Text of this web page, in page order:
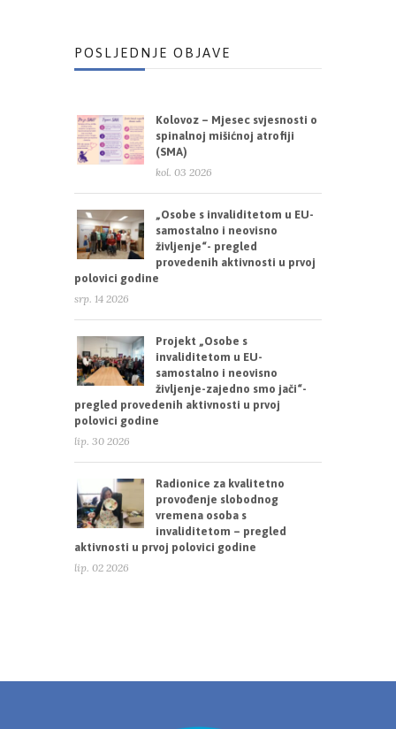
POSLJEDNJE OBJAVE
Kolovoz – Mjesec svjesnosti o
spinalnoj mišićnoj atrofiji
(SMA)
kol. 03 2026
„Osobe s invaliditetom u EU-
samostalno i neovisno
življenje“- pregled
provedenih aktivnosti u prvoj
polovici godine
srp. 14 2026
Projekt „Osobe s
invaliditetom u EU-
samostalno i neovisno
življenje-zajedno smo jači“-
pregled provedenih aktivnosti u prvoj
polovici godine
lip. 30 2026
Radionice za kvalitetno
provođenje slobodnog
vremena osoba s
invaliditetom – pregled
aktivnosti u prvoj polovici godine
lip. 02 2026